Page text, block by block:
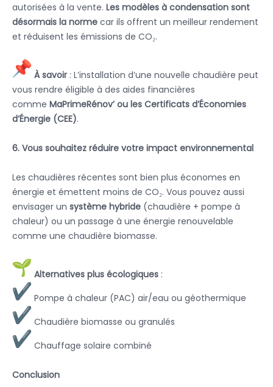
autorisées à la vente. Les modèles à condensation sont
désormais la norme car ils offrent un meilleur rendement
et réduisent les émissions de CO₂.
À savoir : L’installation d’une nouvelle chaudière peut
vous rendre éligible à des aides financières
comme MaPrimeRénov’ ou les Certificats d’Économies
d’Énergie (CEE).
6. Vous souhaitez réduire votre impact environnemental
Les chaudières récentes sont bien plus économes en
énergie et émettent moins de CO₂. Vous pouvez aussi
envisager un système hybride (chaudière + pompe à
chaleur) ou un passage à une énergie renouvelable
comme une chaudière biomasse.
Alternatives plus écologiques :
Pompe à chaleur (PAC) air/eau ou géothermique
Chaudière biomasse ou granulés
Chauffage solaire combiné
Conclusion